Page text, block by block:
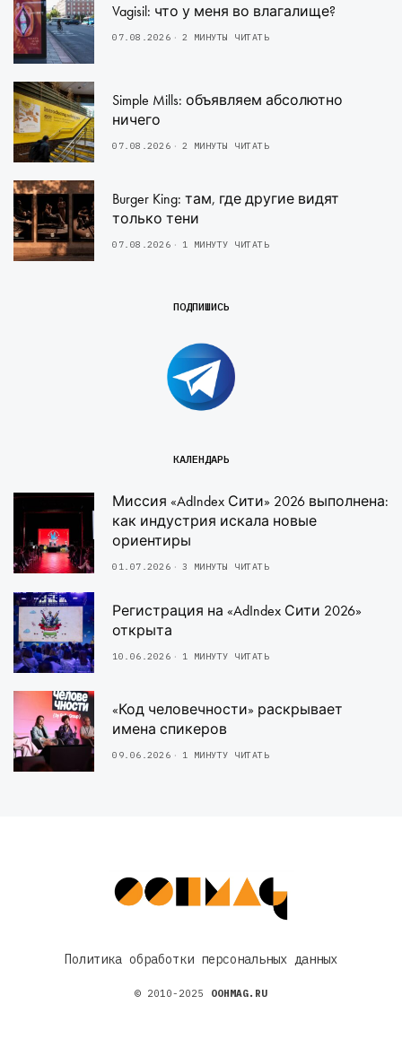
Vagisil: что у меня во влагалище?
07.08.2026 2 МИНУТЫ ЧИТАТЬ
Simple Mills: объявляем абсолютно
ничего
07.08.2026 2 МИНУТЫ ЧИТАТЬ
Burger King: там, где другие видят
только тени
07.08.2026 1 МИНУТУ ЧИТАТЬ
ПОДПИШИСЬ
КАЛЕНДАРЬ
Миссия «AdIndex Сити» 2026 выполнена:
как индустрия искала новые
ориентиры
01.07.2026 3 МИНУТЫ ЧИТАТЬ
Регистрация на «AdIndex Сити 2026»
открыта
10.06.2026 1 МИНУТУ ЧИТАТЬ
«Код человечности» раскрывает
имена спикеров
09.06.2026 1 МИНУТУ ЧИТАТЬ
Политика обработки персональных данных
© 2010-2025 OOHMAG.RU